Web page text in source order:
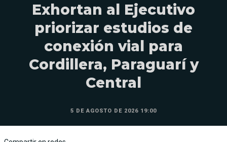
Exhortan al Ejecutivo
priorizar estudios de
conexión vial para
Cordillera, Paraguarí y
Central
5 DE AGOSTO DE 2026 19:00